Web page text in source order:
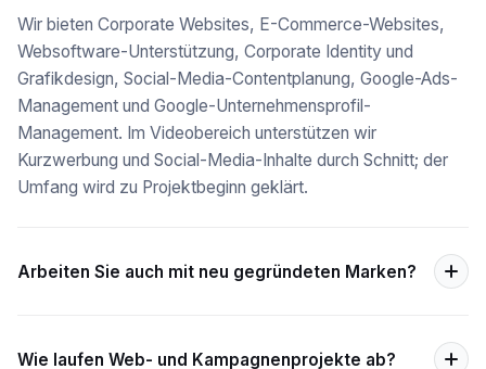
Wir bieten Corporate Websites, E-Commerce-Websites,
Websoftware-Unterstützung, Corporate Identity und
Grafikdesign, Social-Media-Contentplanung, Google-Ads-
Management und Google-Unternehmensprofil-
Management. Im Videobereich unterstützen wir
Kurzwerbung und Social-Media-Inhalte durch Schnitt; der
Umfang wird zu Projektbeginn geklärt.
Arbeiten Sie auch mit neu gegründeten Marken?
Wie laufen Web- und Kampagnenprojekte ab?